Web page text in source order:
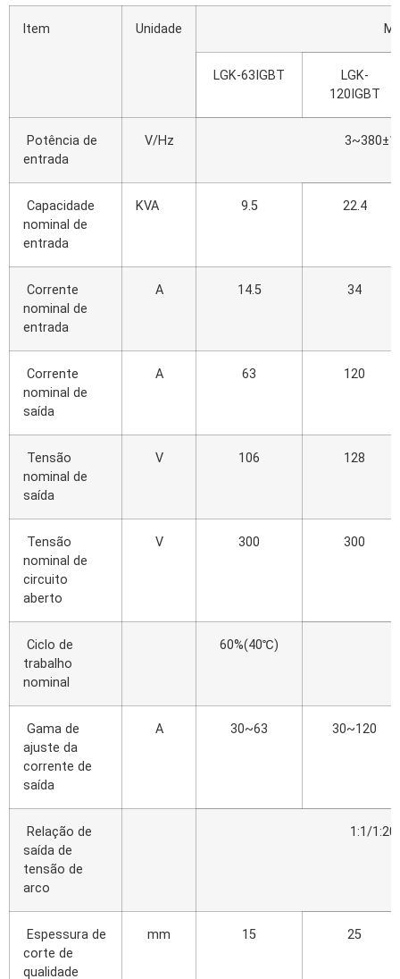
ltem Unidade
LGK-63IGBT
LGK-
120IGBT
Potência de
entrada
V/Hz
Capacidade
nominal de
entrada
KVA 9.5 22.4
Corrente
nominal de
entrada
A 14.5 34
Corrente
nominal de
saída
A 63 120
Tensão
nominal de
saída
V 106 128
Tensão
nominal de
circuito
aberto
V 300 300
Ciclo de
trabalho
nominal
60%(40℃)
Gama de
ajuste da
corrente de
saída
A 30~63 30~120
Relação de
saída de
tensão de
arco
1:1/
Espessura de
corte de
qualidade
mm 15 25